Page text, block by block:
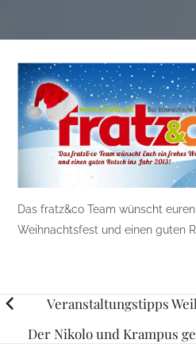
Das fratz&co Team wünscht
Weihnachtsfest und einen guten
Posts
navigation
Veranstaltungstipps
Der Nikolo und Krampus